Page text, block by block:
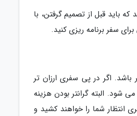
باید قبل از تصمیم گرفتن، با
سفر برنامه ریزی کنید.
باشد. اگر در پی سفری ارزان تر
شود. البته گرانتر بودن هزینه
انتظار شما را خواهند کشید و